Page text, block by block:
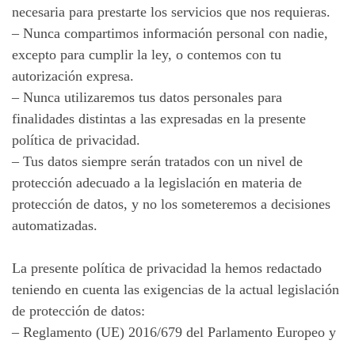
necesaria para prestarte los servicios que nos requieras.
– Nunca compartimos información personal con nadie,
excepto para cumplir la ley, o contemos con tu
autorización expresa.
– Nunca utilizaremos tus datos personales para
finalidades distintas a las expresadas en la presente
política de privacidad.
– Tus datos siempre serán tratados con un nivel de
protección adecuado a la legislación en materia de
protección de datos, y no los someteremos a decisiones
automatizadas.
La presente política de privacidad la hemos redactado
teniendo en cuenta las exigencias de la actual legislación
de protección de datos:
– Reglamento (UE) 2016/679 del Parlamento Europeo y